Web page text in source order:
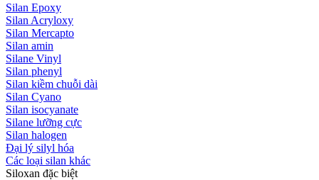
Silan Epoxy
Silan Acryloxy
Silan Mercapto
Silan amin
Silane Vinyl
Silan phenyl
Silan kiềm chuỗi dài
Silan Cyano
Silan isocyanate
Silane lưỡng cực
Silan halogen
Đại lý silyl hóa
Các loại silan khác
Siloxan đặc biệt